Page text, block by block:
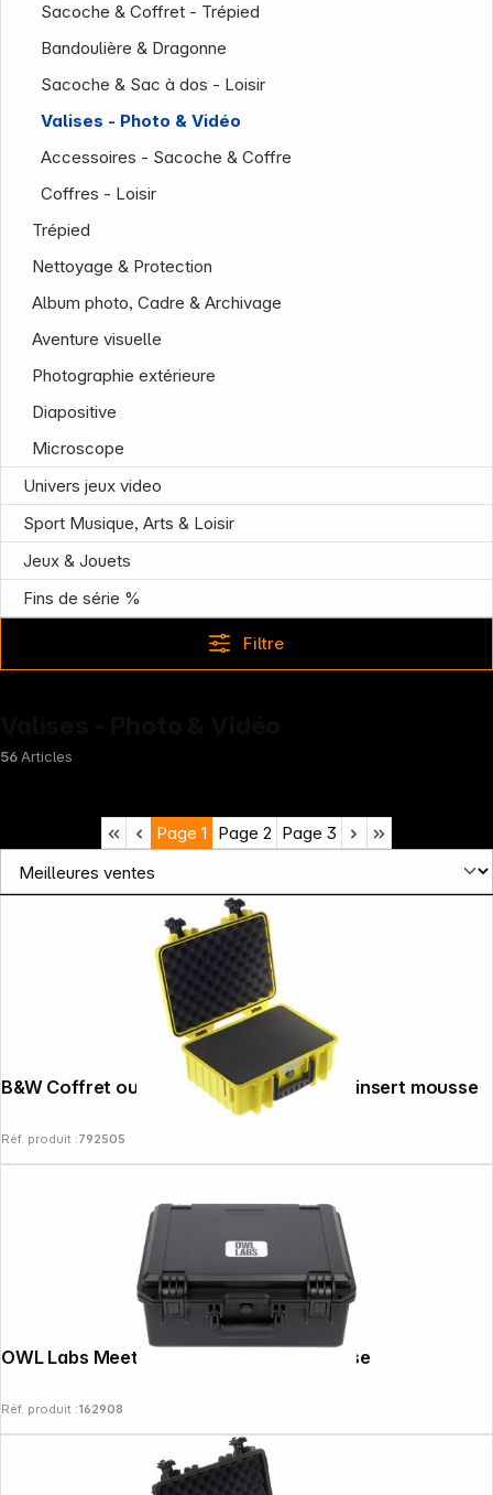
Sacoche & Coffret - Trépied
Bandoulière & Dragonne
Sacoche & Sac à dos - Loisir
Valises - Photo & Vidéo
Accessoires - Sacoche & Coffre
Coffres - Loisir
Trépied
Nettoyage & Protection
Album photo, Cadre & Archivage
Aventure visuelle
Photographie extérieure
Diapositive
Microscope
Univers jeux video
Sport Musique, Arts & Loisir
Jeux & Jouets
Fins de série %
Filtre
56 Articles
Page 1 Page 2 Page 3
B&W Coffret outdoor type 4000 jaune + insert mousse
Réf. produit :792505
OWL Labs Meeting OWL 3 et 4+ Hard Case
Réf. produit :162908
Infoterminal